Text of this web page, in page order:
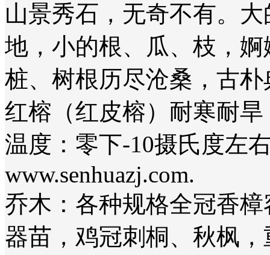
山景秀石，无奇不有。
地，小的根、瓜、枝，
桩、树根历尽沧桑，古
红榕（红皮榕）耐寒耐
温度：零下-10摄氏度左
www.senhuazj.com.
乔木：各种规格全冠香
器苗，鸡冠刺桐、秋枫